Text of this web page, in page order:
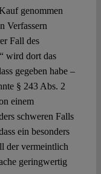
genommen
Verfassern
Fall des
wird dort das
gegeben habe –
§ 243 Abs. 2
einem
schweren Falls
ein besonders
der vermeintlich
geringwertig